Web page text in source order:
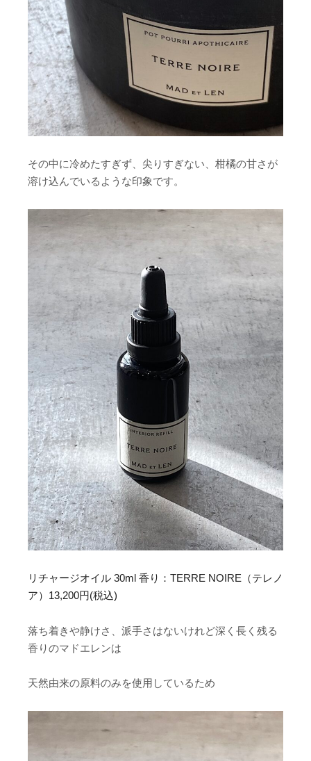
その中に冷めたすぎず、尖りすぎない、柑橘の甘さが
溶け込んでいるような印象です。
リチャージオイル 30ml 香り：TERRE NOIRE（テレノ
ア）13,200円(税込)
落ち着きや静けさ、派手さはないけれど深く長く残る
香りのマドエレンは
天然由来の原料のみを使用しているため